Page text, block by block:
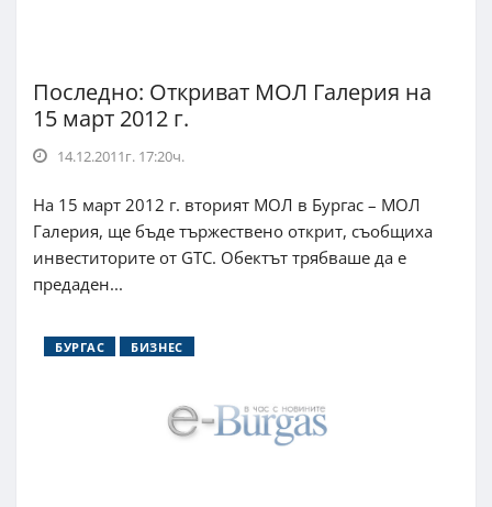
Последно: Откриват МОЛ Галерия на
15 март 2012 г.
14.12.2011г. 17:20ч.
На 15 март 2012 г. вторият МОЛ в Бургас – МОЛ
Галерия, ще бъде тържествено открит, съобщиха
инвеститорите от GTC. Обектът трябваше да е
предаден...
БУРГАС БИЗНЕС